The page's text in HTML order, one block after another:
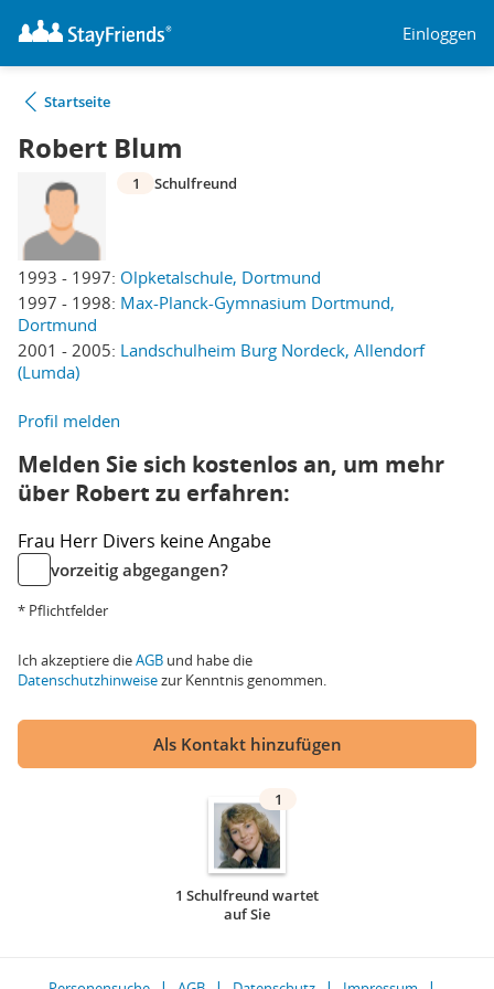
Einloggen
Startseite
Robert Blum
1993 - 1997: Olpketalschule, Dortmund
1997 - 1998: Max-Planck-Gymnasium Dortmund,
Dortmund
2001 - 2005: Landschulheim Burg Nordeck, Allendorf
(Lumda)
1 Schulfreund
Profil melden
Melden Sie sich kostenlos an, um mehr
über Robert zu erfahren:
Frau Herr Divers keine Angabe
vorzeitig abgegangen?
* Pflichtfelder
Ich akzeptiere dieAGB und habe die
Datenschutzhinweisezur Kenntnis genommen.
Als Kontakt hinzufügen
1
1 Schulfreund wartet
auf Sie